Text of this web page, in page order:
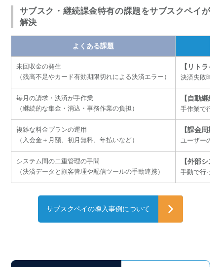
サブスク・継続課金特有の課題をサブスクペイが
解決
よくある課題
未回収金の発生
（残高不足やカード有効期限切れによる決済エラー）
【リトライ
決済失敗時
毎月の請求・決済が手作業
（継続的な集金・消込・事務作業の負担）
【自動継続
手作業で行
複雑な料金プランの運用
（入会金＋月額、初月無料、年払いなど）
【課金周期
ユーザーの
システム間の二重管理の手間
（決済データと顧客管理や配信ツールの手動連携）
【外部シス
手動で行っ
サブスクペイの導入事例について